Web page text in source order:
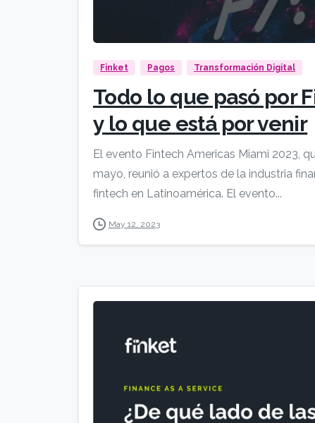
Finket Pagos Transformación Digital
Todo lo que pasó por
y lo que está por venir
El evento Fintech Americas Miami 2023,
mayo, reunió a expertos de la industria
fintech en Latinoamérica. El evento...
May 12, 2023